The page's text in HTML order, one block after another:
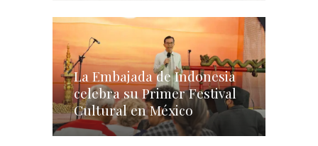
La Embajada de Indonesia
celebra su Primer Festival
Cultural en México